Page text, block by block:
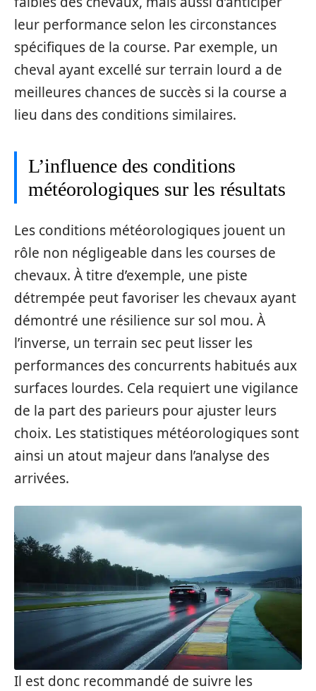
leur performance selon les circonstances
spécifiques de la course. Par exemple, un
cheval ayant excellé sur terrain lourd a de
meilleures chances de succès si la course a
lieu dans des conditions similaires.
L’influence des conditions
météorologiques sur les résultats
Les conditions météorologiques jouent un
rôle non négligeable dans les courses de
chevaux. À titre d’exemple, une piste
détrempée peut favoriser les chevaux ayant
démontré une résilience sur sol mou. À
l’inverse, un terrain sec peut lisser les
performances des concurrents habitués aux
surfaces lourdes. Cela requiert une vigilance
de la part des parieurs pour ajuster leurs
choix. Les statistiques météorologiques sont
ainsi un atout majeur dans l’analyse des
arrivées.
Il est donc recommandé de suivre les